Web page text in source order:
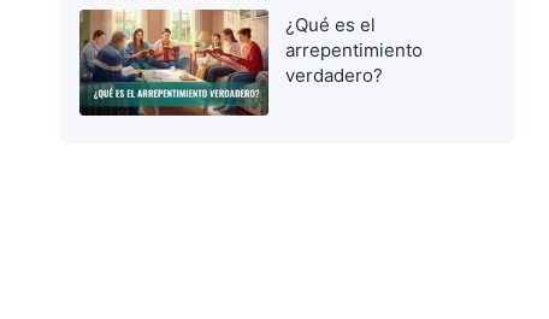
¿Qué es el
arrepentimiento
verdadero?